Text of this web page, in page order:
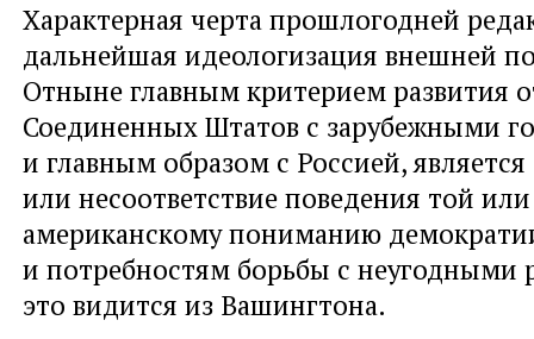
Характерная черта прошлогодней
дальнейшая идеологизация внешней
Отныне главным критерием развития
Соединенных Штатов с зарубежными
и главным образом с Россией, является
или несоответствие поведения той
американскому пониманию
и потребностям борьбы с неугодными
это видится из Вашингтона.